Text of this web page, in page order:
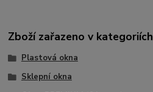
Zboží zařazeno v kategoriích
Plastová okna
Sklepní okna